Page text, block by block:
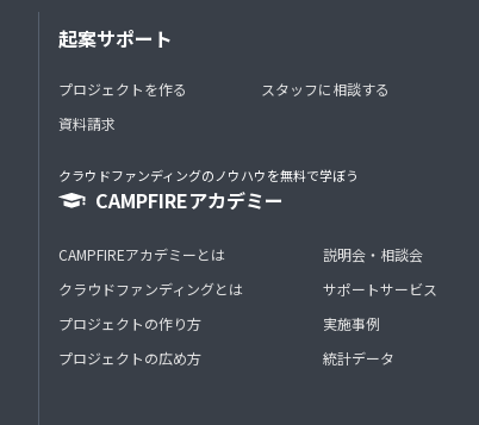
起案サポート
プロジェクトを作る
資料請求
スタッフに相談する
クラウドファンディングのノウハウを無料で学ぼう
CAMPFIREアカデミー
CAMPFIREアカデミーとは
クラウドファンディングとは
プロジェクトの作り方
プロジェクトの広め方
説明会・相談会
サポートサービス
実施事例
統計データ